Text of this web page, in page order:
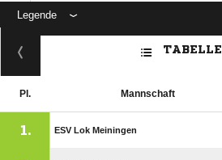
Legende
ANZEIGE
TABELLE
Pl. Mannschaft
1. ESV Lok Meiningen